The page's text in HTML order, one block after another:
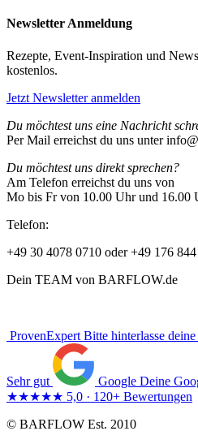
Newsletter Anmeldung
Rezepte, Event-Inspiration und
kostenlos.
Jetzt Newsletter anmelden
Du möchtest uns eine Nachricht
Per Mail erreichst du uns unter
Du möchtest uns direkt sprechen?
Am Telefon erreichst du uns von
Mo bis Fr von 10.00 Uhr und 16.00
Telefon:
+49 30 4078 0710 oder +49 176
Dein TEAM von BARFLOW.de
ProvenExpert Bitte hinterlasse
Sehr gut Google Deine
★★★★★ 5,0 · 120+ Bewertungen
© BARFLOW Est. 2010